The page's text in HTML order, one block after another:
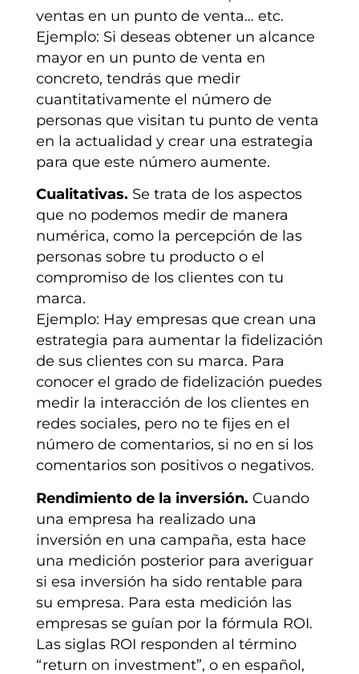
ventas en un punto de venta… etc.
Ejemplo: Si deseas obtener un alcance
mayor en un punto de venta en
concreto, tendrás que medir
cuantitativamente el número de
personas que visitan tu punto de venta
en la actualidad y crear una estrategia
para que este número aumente.
Cualitativas. Se trata de los aspectos
que no podemos medir de manera
numérica, como la percepción de las
personas sobre tu producto o el
compromiso de los clientes con tu
marca.
Ejemplo: Hay empresas que crean una
estrategia para aumentar la fidelización
de sus clientes con su marca. Para
conocer el grado de fidelización puedes
medir la interacción de los clientes en
redes sociales, pero no te fijes en el
número de comentarios, si no en si los
comentarios son positivos o negativos.
Rendimiento de la inversión. Cuando
una empresa ha realizado una
inversión en una campaña, esta hace
una medición posterior para averiguar
si esa inversión ha sido rentable para
su empresa. Para esta medición las
empresas se guían por la fórmula ROI.
Las siglas ROI responden al término
“return on investment”, o en español,